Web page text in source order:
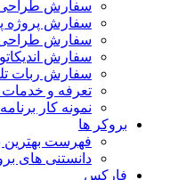
سفارش
سفارش پروژه
سفارش طراحی
سفارش
سفارش ربات
تعرفه و خدمات
نمونه کار
بروکر ها
فهرست بهترین
دانستنی های
فارکس